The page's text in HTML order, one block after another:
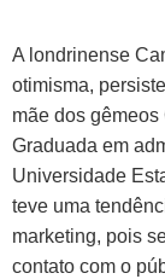
A londrinense
otimisma,
mãe dos
Graduada em
Universidade
teve uma
marketing, pois
contato com o